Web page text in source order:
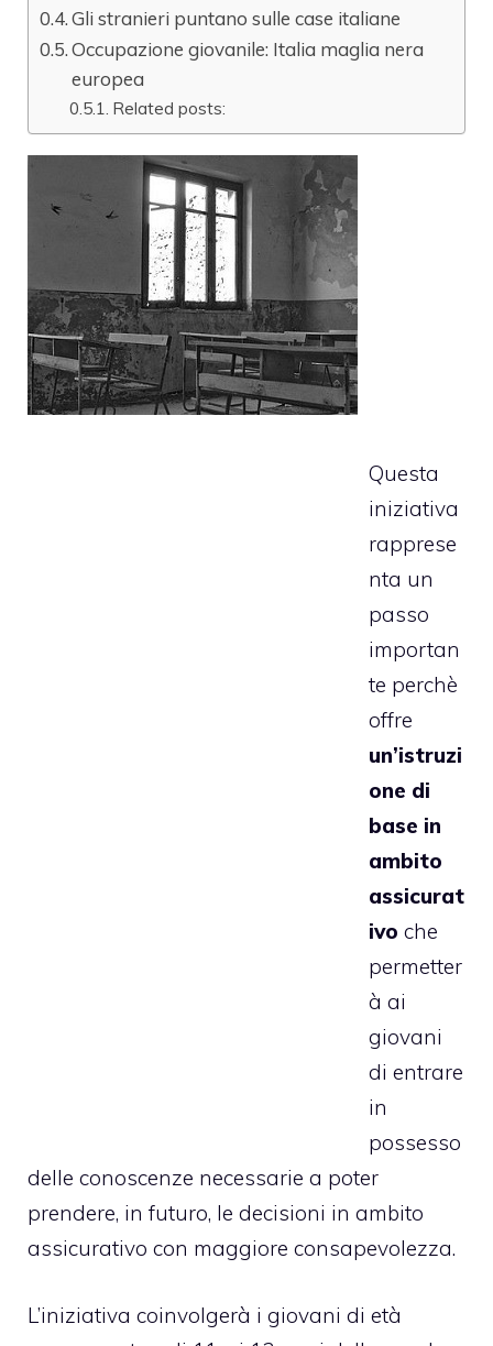
Gli stranieri puntano sulle case italiane
Occupazione giovanile: Italia maglia nera
europea
Related posts:
Questa
iniziativa
rapprese
nta un
passo
importan
te perchè
offre
un’istruzi
one di
base in
ambito
assicurat
ivo che
permetter
à ai
giovani
di entrare
in
possesso
delle conoscenze necessarie a poter
prendere, in futuro, le decisioni in ambito
assicurativo con maggiore consapevolezza.
L’iniziativa coinvolgerà i giovani di età